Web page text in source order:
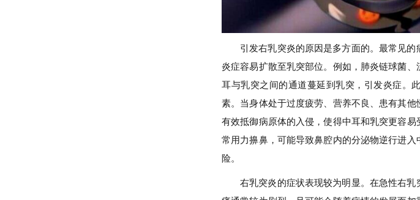
引发右乳突炎的原因是多方面的。最常见
炎症容易扩散至乳突部位。例如，肺炎链球菌
耳与乳突之间的通道蔓延到乳突，引发炎症。
素。当身体处于过度疲劳、营养不良、患有其
有效抵御病原体的入侵，使得中耳和乳突更容
常用力擤鼻，可能导致鼻腔内的分泌物逆行进
险。
右乳突炎的症状表现较为明显。在急性右